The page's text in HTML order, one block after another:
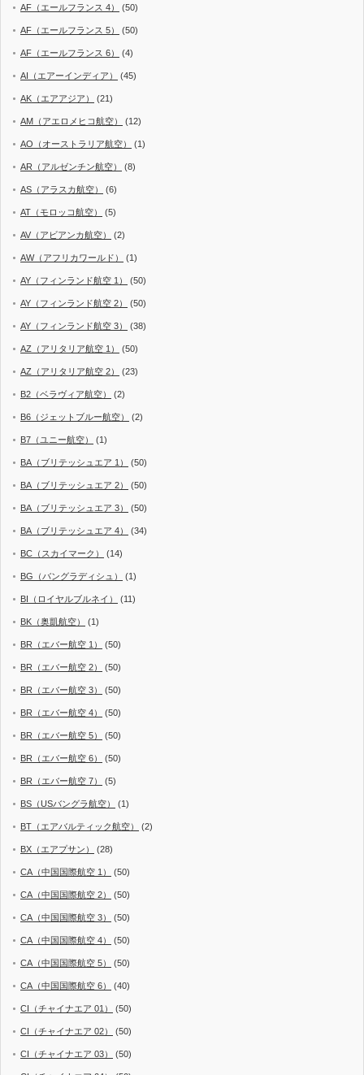
AF（エールフランス 4） (50)
AF（エールフランス 5） (50)
AF（エールフランス 6） (4)
AI（エアーインディア） (45)
AK（エアアジア） (21)
AM（アエロメヒコ航空） (12)
AO（オーストラリア航空） (1)
AR（アルゼンチン航空） (8)
AS（アラスカ航空） (6)
AT（モロッコ航空） (5)
AV（アビアンカ航空） (2)
AW（アフリカワールド） (1)
AY（フィンランド航空 1） (50)
AY（フィンランド航空 2） (50)
AY（フィンランド航空 3） (38)
AZ（アリタリア航空 1） (50)
AZ（アリタリア航空 2） (23)
B2（ベラヴィア航空） (2)
B6（ジェットブルー航空） (2)
B7（ユニー航空） (1)
BA（ブリテッシュエア 1） (50)
BA（ブリテッシュエア 2） (50)
BA（ブリテッシュエア 3） (50)
BA（ブリテッシュエア 4） (34)
BC（スカイマーク） (14)
BG（バングラディシュ） (1)
BI（ロイヤルブルネイ） (11)
BK（奥凱航空） (1)
BR（エバー航空 1） (50)
BR（エバー航空 2） (50)
BR（エバー航空 3） (50)
BR（エバー航空 4） (50)
BR（エバー航空 5） (50)
BR（エバー航空 6） (50)
BR（エバー航空 7） (5)
BS（USバングラ航空） (1)
BT（エアバルティック航空） (2)
BX（エアプサン） (28)
CA（中国国際航空 1） (50)
CA（中国国際航空 2） (50)
CA（中国国際航空 3） (50)
CA（中国国際航空 4） (50)
CA（中国国際航空 5） (50)
CA（中国国際航空 6） (40)
CI（チャイナエア 01） (50)
CI（チャイナエア 02） (50)
CI（チャイナエア 03） (50)